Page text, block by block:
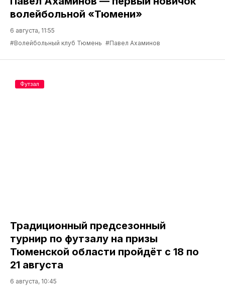
волейбольной «Тюмени»
6 августа, 11:55
#Волейбольный клуб Тюмень #Павел Ахаминов
Традиционный предсезонный
турнир по футзалу на призы
Тюменской области пройдёт с 18 по
21 августа
6 августа, 10:45
Футзал